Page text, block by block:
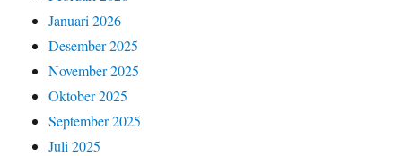
Januari 2026
Desember 2025
November 2025
Oktober 2025
September 2025
Juli 2025